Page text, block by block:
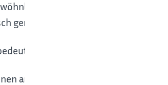
Bodenentwässerung
genutzte Flächen in geringen
(signifikanten)
angedachte